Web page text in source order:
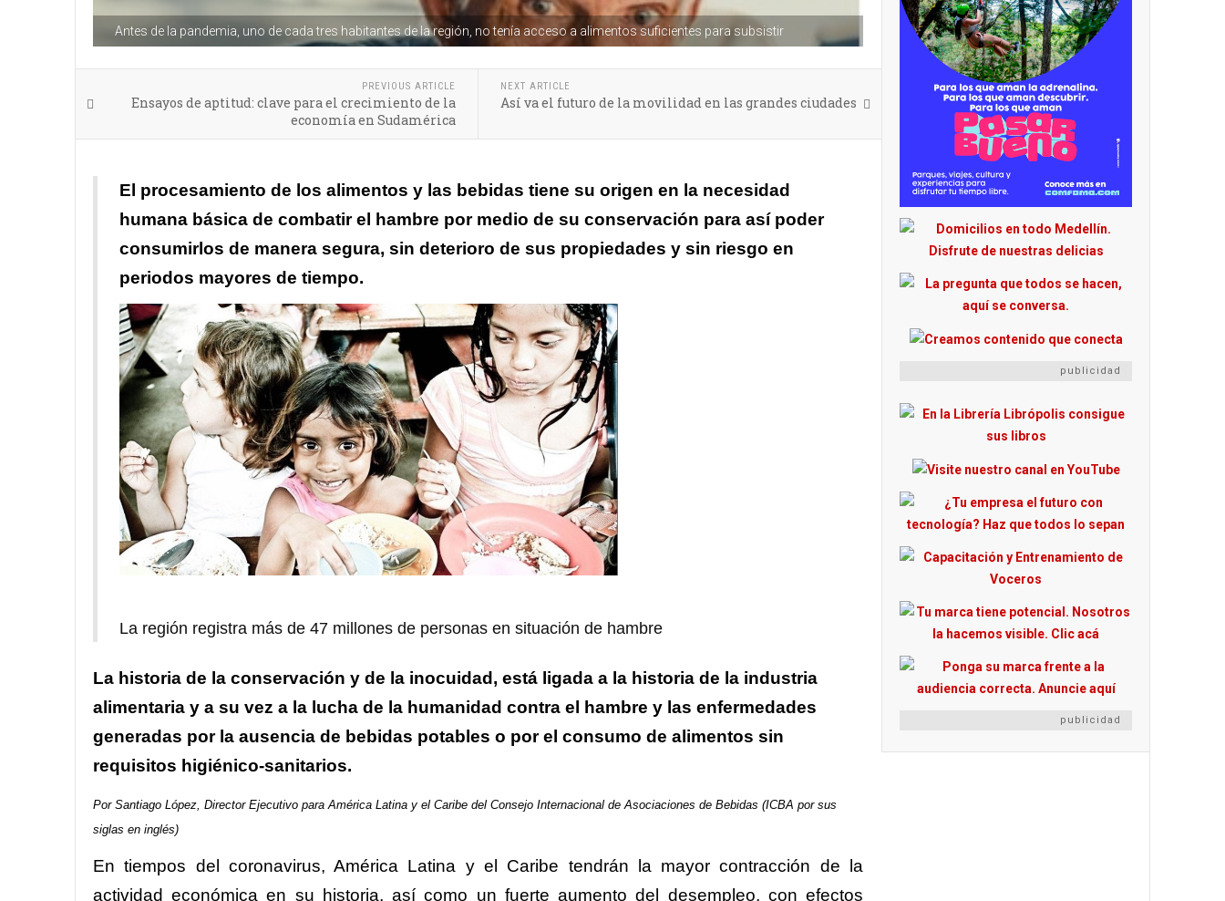
Antes de la pandemia, uno de cada tres habitantes de la región, no tenía acceso a alimentos suficientes para subsistir
PREVIOUS ARTICLE
Ensayos de aptitud: clave para el crecimiento de la
economía en Sudamérica
NEXT ARTICLE
Así va el futuro de la movilidad en las grandes ciudades
El procesamiento de los alimentos y las bebidas tiene su origen en la necesidad
humana básica de combatir el hambre por medio de su conservación para así poder
consumirlos de manera segura, sin deterioro de sus propiedades y sin riesgo en
periodos mayores de tiempo.
La región registra más de 47 millones de personas en situación de hambre
La historia de la conservación y de la inocuidad, está ligada a la historia de la industria
alimentaria y a su vez a la lucha de la humanidad contra el hambre y las enfermedades
generadas por la ausencia de bebidas potables o por el consumo de alimentos sin
requisitos higiénico-sanitarios.
Por Santiago López, Director Ejecutivo para América Latina y el Caribe del Consejo Internacional de Asociaciones de Bebidas (ICBA por sus
siglas en inglés)
En tiempos del coronavirus, América Latina y el Caribe tendrán la mayor contracción de la
actividad económica en su historia, así como un fuerte aumento del desempleo, con efectos
publicidad
publicidad